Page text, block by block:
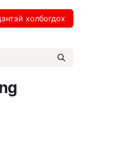
холбогдох